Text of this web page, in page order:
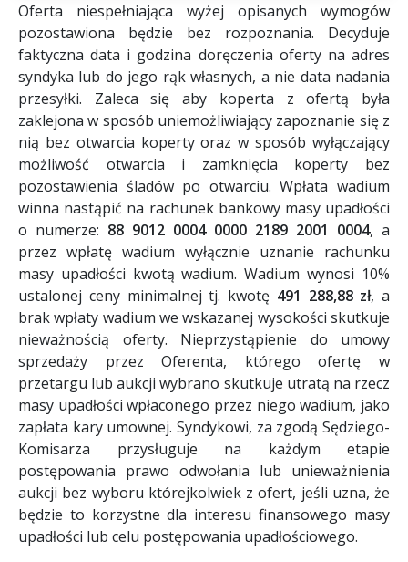
Oferta niespełniająca wyżej opisanych wymogów
pozostawiona będzie bez rozpoznania. Decyduje
faktyczna data i godzina doręczenia oferty na adres
syndyka lub do jego rąk własnych, a nie data nadania
przesyłki. Zaleca się aby koperta z ofertą była
zaklejona w sposób uniemożliwiający zapoznanie się z
nią bez otwarcia koperty oraz w sposób wyłączający
możliwość otwarcia i zamknięcia koperty bez
pozostawienia śladów po otwarciu. Wpłata wadium
winna nastąpić na rachunek bankowy masy upadłości
o numerze: 88 9012 0004 0000 2189 2001 0004, a
przez wpłatę wadium wyłącznie uznanie rachunku
masy upadłości kwotą wadium. Wadium wynosi 10%
ustalonej ceny minimalnej tj. kwotę 491 288,88 zł, a
brak wpłaty wadium we wskazanej wysokości skutkuje
nieważnością oferty. Nieprzystąpienie do umowy
sprzedaży przez Oferenta, którego ofertę w
przetargu lub aukcji wybrano skutkuje utratą na rzecz
masy upadłości wpłaconego przez niego wadium, jako
zapłata kary umownej. Syndykowi, za zgodą Sędziego-
Komisarza przysługuje na każdym etapie
postępowania prawo odwołania lub unieważnienia
aukcji bez wyboru którejkolwiek z ofert, jeśli uzna, że
będzie to korzystne dla interesu finansowego masy
upadłości lub celu postępowania upadłościowego.